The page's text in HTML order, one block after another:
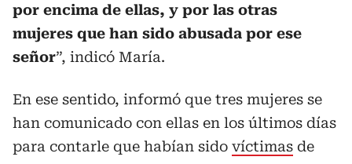
por encima de ellas, y por las otras
mujeres que han sido abusada por ese
señor”, indicó María.
En ese sentido, informó que tres mujeres se
han comunicado con ellas en los últimos días
para contarle que habían sido víctimas de